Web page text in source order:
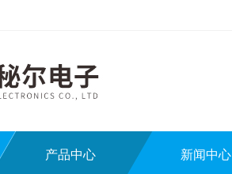
产品中心 新闻中心